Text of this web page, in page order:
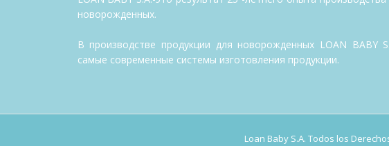
новорожденных.
В производстве продукции для новорожденных LOAN BABY
самые современные системы изготовления продукции.
Loan Baby S.A. Todos los